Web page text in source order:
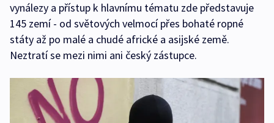
vynálezy a přístup k hlavnímu tématu zde představuje
145 zemí - od světových velmocí přes bohaté ropné
státy až po malé a chudé africké a asijské země.
Neztratí se mezi nimi ani český zástupce.